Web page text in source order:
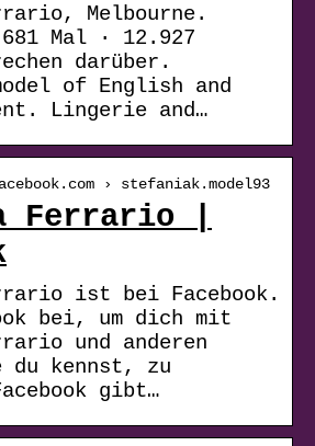
Melbourne.
Mal · 12.927
darüber.
of English and
Lingerie and…
› stefaniak.model93
Ferrario |
ist bei Facebook.
bei, um dich mit
und anderen
du kennst, zu
gibt…